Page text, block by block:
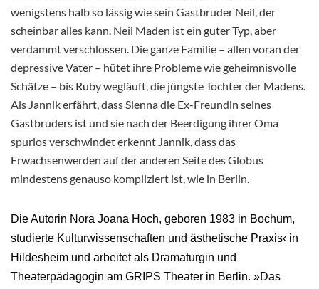
wenigstens halb so lässig wie sein Gastbruder Neil, der
scheinbar alles kann. Neil Maden ist ein guter Typ, aber
verdammt verschlossen. Die ganze Familie – allen voran der
depressive Vater – hütet ihre Probleme wie geheimnisvolle
Schätze – bis Ruby wegläuft, die jüngste Tochter der Madens.
Als Jannik erfährt, dass Sienna die Ex-Freundin seines
Gastbruders ist und sie nach der Beerdigung ihrer Oma
spurlos verschwindet erkennt Jannik, dass das
Erwachsenwerden auf der anderen Seite des Globus
mindestens genauso kompliziert ist, wie in Berlin.
Die Autorin Nora Joana Hoch, geboren 1983 in Bochum,
studierte Kulturwissenschaften und ästhetische Praxis‹ in
Hildesheim und arbeitet als Dramaturgin und
Theaterpädagogin am GRIPS Theater in Berlin. »Das